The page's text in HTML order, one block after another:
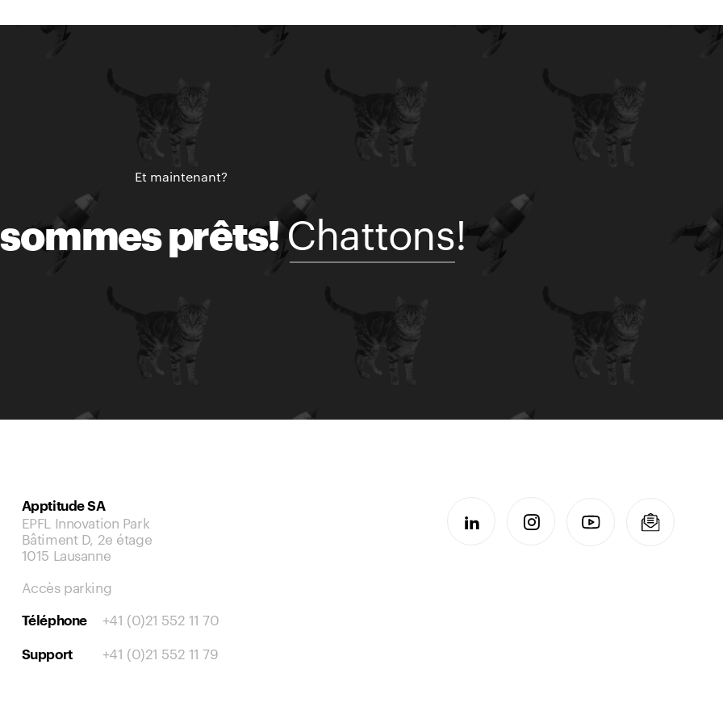
Et maintenant?
prêts!Chattons!
Apptitude SA
EPFL Innovation Park
Bâtiment D, 2e étage
1015 Lausanne
Accès parking
Téléphone +41 (0)21 552 11 70
Support +41 (0)21 552 11 79